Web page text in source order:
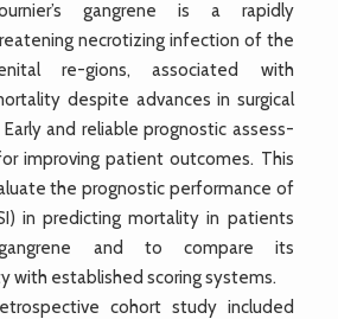
gangrene is a rapidly
necrotizing infection of the
re-gions, associated with
despite advances in surgical
and reliable prognostic assess-
improving patient outcomes. This
the prognostic performance of
in predicting mortality in patients
gangrene and to compare its
with established scoring systems.
cohort study included